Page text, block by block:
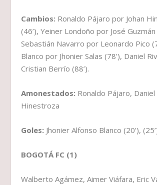
Cambios: Ronaldo Pájaro por Johan
(46’), Yeiner Londoño por José Guzmán
Sebastián Navarro por Leonardo Pico
Blanco por Jhonier Salas (78’), Daniel
Cristian Berrío (88’).
Amonestados: Ronaldo Pájaro, Daniel
Hinestroza
Goles: Jhonier Alfonso Blanco (20’),
BOGOTÁ FC (1)
Walberto Agámez, Aimer Viáfara, Eric